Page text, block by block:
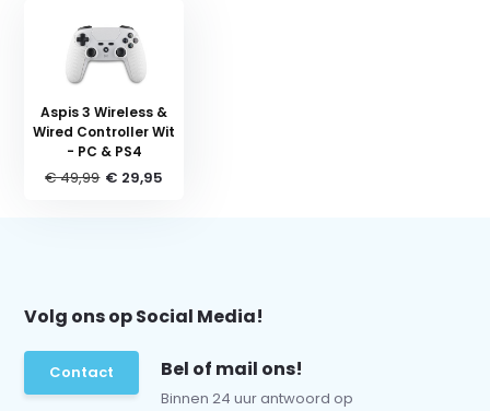
Aspis 3 Wireless &
Wired Controller Wit
- PC & PS4
€ 49,99 € 29,95
Volg ons op Social Media!
Contact Bel of mail ons!
Binnen 24 uur antwoord op